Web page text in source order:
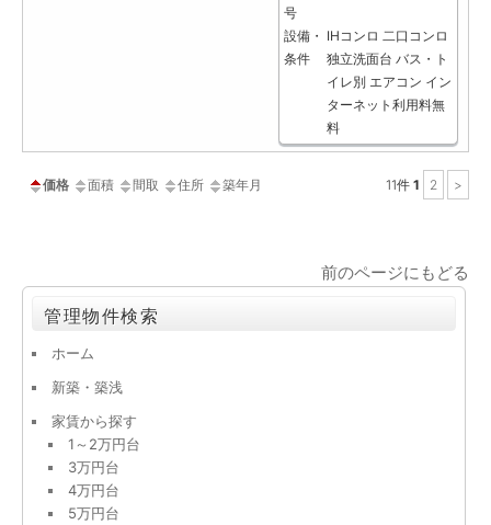
号
設備・
条件
IHコンロ 二口コンロ
独立洗面台 バス・ト
イレ別 エアコン イン
ターネット利用料無
料
価格 面積 間取 住所 築年月 11件 1 2 >
前のページにもどる
管理物件検索
ホーム
新築・築浅
家賃から探す
1～2万円台
3万円台
4万円台
5万円台